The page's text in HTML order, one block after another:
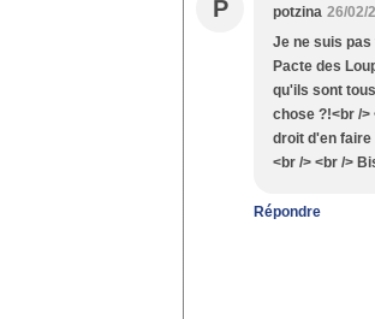
P potzina 26/02/
Je ne suis pas
Pacte des
qu'ils sont
chose ?!<br />
droit d'en faire
<br /> <br />
Répondre